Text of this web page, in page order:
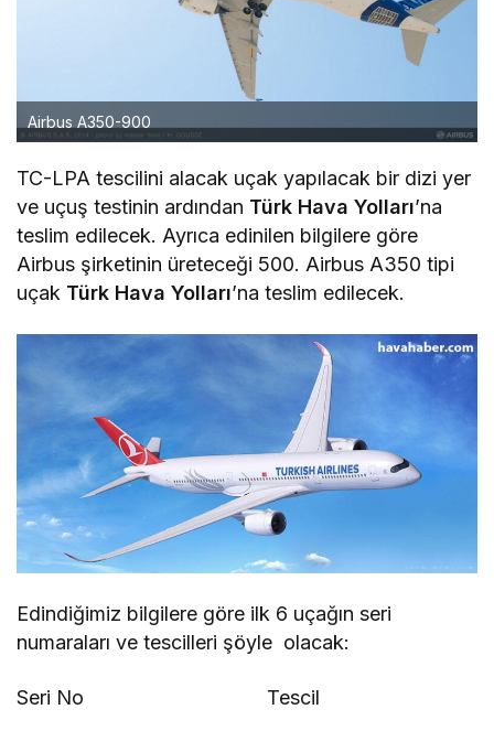
Airbus A350-900
TC-LPA tescilini alacak uçak yapılacak bir dizi yer
ve uçuş testinin ardından Türk Hava Yolları’na
teslim edilecek. Ayrıca edinilen bilgilere göre
Airbus şirketinin üreteceği 500. Airbus A350 tipi
uçak Türk Hava Yolları’na teslim edilecek.
Edindiğimiz bilgilere göre ilk 6 uçağın seri
numaraları ve tescilleri şöyle olacak:
Seri No Tescil